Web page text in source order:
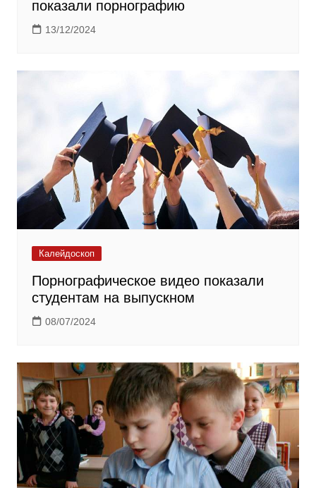
показали порнографию
13/12/2024
Калейдоскоп
Порнографическое видео показали
студентам на выпускном
08/07/2024